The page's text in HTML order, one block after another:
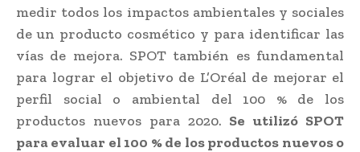
medir todos los impactos ambientales y sociales
de un producto cosmético y para identificar las
vías de mejora. SPOT también es fundamental
para lograr el objetivo de L’Oréal de mejorar el
perfil social o ambiental del 100 % de los
productos nuevos para 2020. Se utilizó SPOT
para evaluar el 100 % de los productos nuevos o